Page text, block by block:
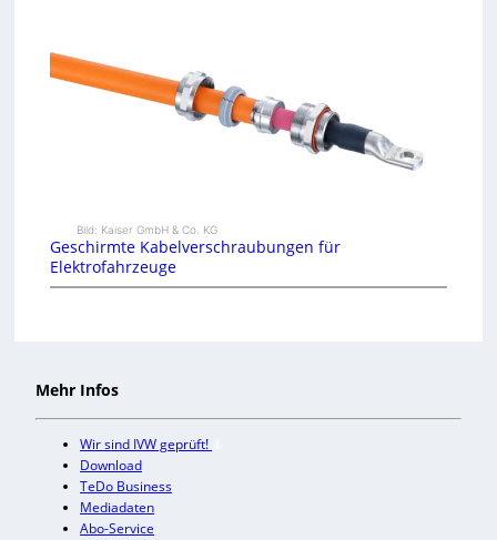
Bild: Kaiser GmbH & Co. KG
Geschirmte Kabelverschraubungen für
Elektrofahrzeuge
Mehr Infos
Wir sind IVW geprüft!
Download
TeDo Business
Mediadaten
Abo-Service